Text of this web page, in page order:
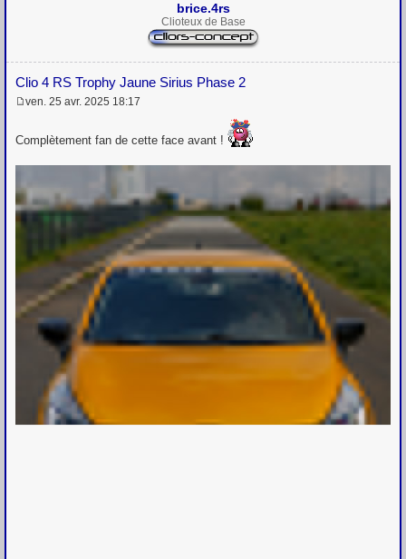
brice.4rs
Clioteux de Base
Clio 4 RS Trophy Jaune Sirius Phase 2
s
a
e
ven. 25 avr. 2025 18:17
Complètement fan de cette face avant !